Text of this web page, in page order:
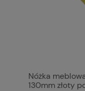
Nóżka
130mm złoty